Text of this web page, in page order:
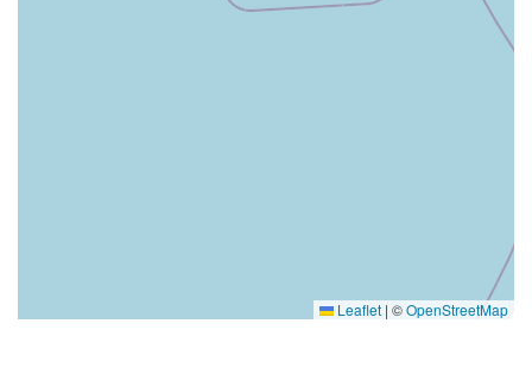
Leaflet | ©OpenStreetMap